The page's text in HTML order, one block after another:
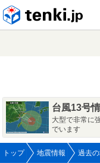
台風13号
大型で非常に
でいます
トップ 地震情報 過去